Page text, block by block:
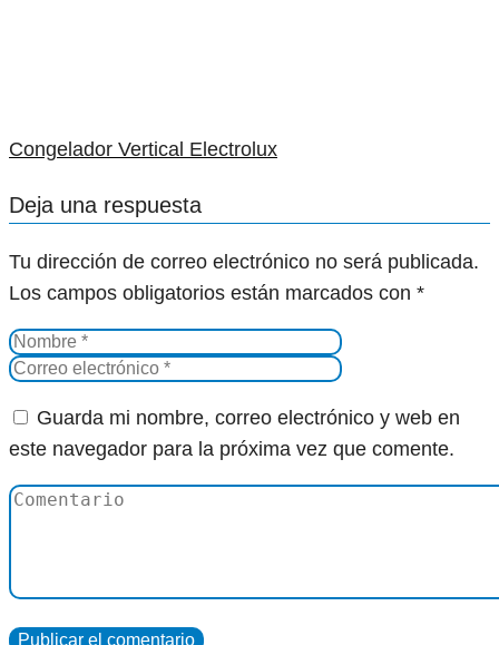
Congelador Vertical Electrolux
Deja una respuesta
Tu dirección de correo electrónico no será publicada.
Los campos obligatorios están marcados con *
Guarda mi nombre, correo electrónico y web en
este navegador para la próxima vez que comente.